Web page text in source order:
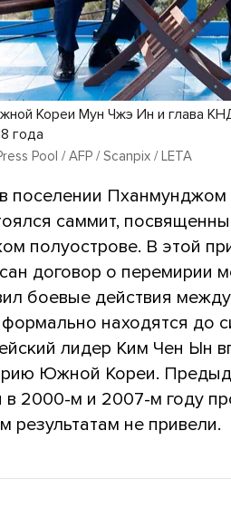
Кореи Мун Чжэ Ин и глава
года
Pool / AFP / Scanpix / LETA
поселении
саммит,
полуострове. В этой
договор о перемирии
боевые действия
находятся до
лидер Ким Чен Ын
Южной Кореи.
в 2000-м и 2007-м году
результатам не привели.